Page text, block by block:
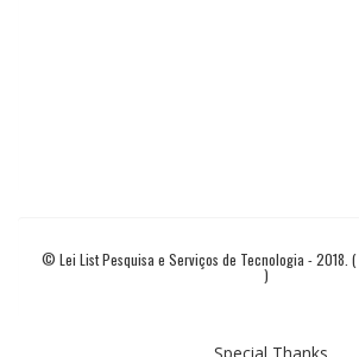
© Lei List Pesquisa e Serviços de Tecnologia - 2018.
)